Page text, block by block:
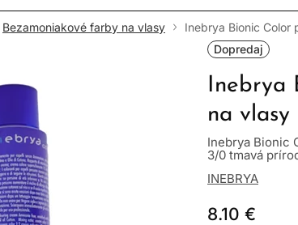
Bezamoniakové farby na vlasy
Inebrya Bionic Color
Dopredaj
Inebrya
na vlasy
Inebrya Bionic
3/0 tmavá
INEBRYA
8.10 €